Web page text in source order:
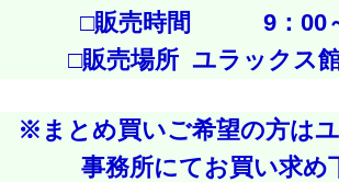
□販売時間 9：00～
□販売場所 ユラックス
※まとめ買いご希望の方は
事務所にてお買い求め